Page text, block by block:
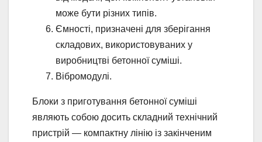
може бути різних типів.
Ємності, призначені для зберігання
складових, використовуваних у
виробництві бетонної суміші.
Вібромодулі.
Блоки з приготування бетонної суміші
являють собою досить складний технічний
пристрій — компактну лінію із закінченим